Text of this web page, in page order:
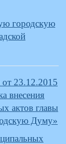
городскую
от 23.12.2015
внесения
актов главы
Думу»